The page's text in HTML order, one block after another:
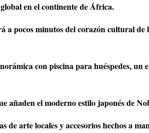
en el continente de África.
pocos minutos del corazón cultural
con piscina para huéspedes, un
añaden el moderno estilo japonés de
arte locales y accesorios hechos a